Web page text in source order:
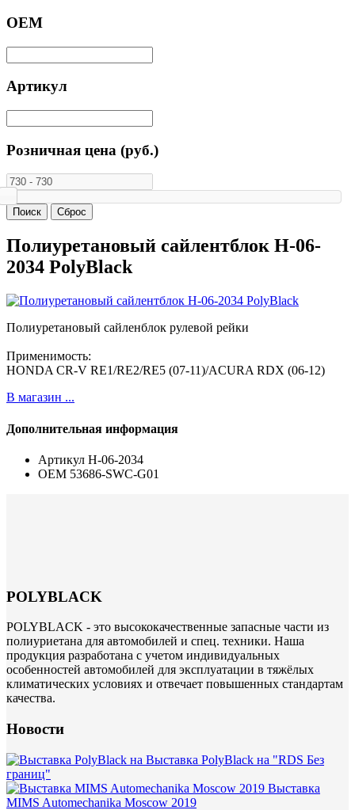
ОЕМ
Артикул
Розничная цена (руб.)
Полиуретановый сайлентблок H-06-
2034 PolyBlack
Полиуретановый сайленблок рулевой рейки
Применимость:
HONDA CR-V RE1/RE2/RE5 (07-11)/ACURA RDX (06-12)
В магазин ...
Дополнительная информация
Артикул H-06-2034
ОЕМ 53686-SWC-G01
POLYBLACK
POLYBLACK - это высококачественные запасные части из
полиуриетана для автомобилей и спец. техники. Наша
продукция разработана с учетом индивидуальных
особенностей автомобилей для эксплуатации в тяжёлых
климатических условиях и отвечает повышенных стандартам
качества.
Новости
Выставка PolyBlack на "RDS Без
границ"
Выставка
MIMS Automechanika Moscow 2019